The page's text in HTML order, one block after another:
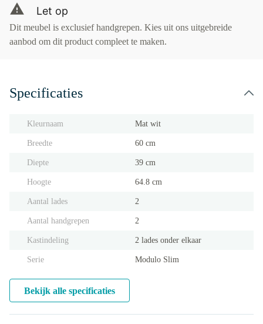
Let op
Dit meubel is exclusief handgrepen. Kies uit ons uitgebreide
aanbod om dit product compleet te maken.
Specificaties
Kleurnaam Mat wit
Breedte 60 cm
Diepte 39 cm
Hoogte 64.8 cm
Aantal lades 2
Aantal handgrepen 2
Kastindeling 2 lades onder elkaar
Serie Modulo Slim
Bekijk alle specificaties